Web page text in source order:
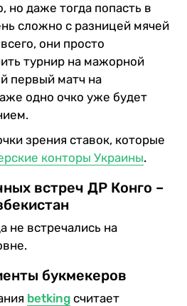
но даже тогда попасть в
сложно с разницей мячей
они просто
турнир на мажорной
первый матч на
одно очко уже будет
зрения ставок, которые
конторы Украины.
встреч ДР Конго –
не встречались на
букмекеров
betking считает